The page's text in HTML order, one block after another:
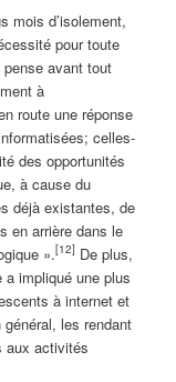
mois d’isolement,
pour toute
pense avant tout
à
route une réponse
celles-
des opportunités
à cause du
déjà existantes, de
en arrière dans le
».[12] De plus,
a impliqué une plus
à internet et
les rendant
aux activités